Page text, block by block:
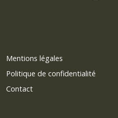
Mentions légales
Politique de confidentialité
Contact